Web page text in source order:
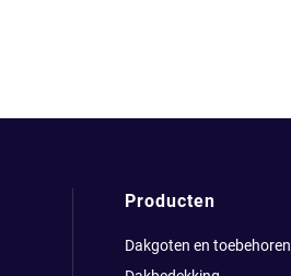
Producten
Dakgoten en toebehoren